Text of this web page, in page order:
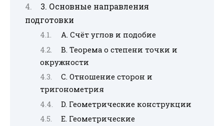
3. Основные направления
подготовки
А. Счёт углов и подобие
B. Теорема о степени точки и
окружности
C. Отношение сторон и
тригонометрия
D. Геометрические конструкции
E. Геометрические